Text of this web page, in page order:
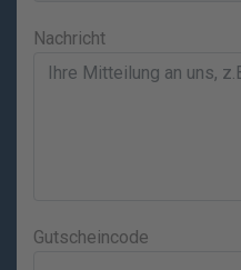
Nachricht
Gutscheincode